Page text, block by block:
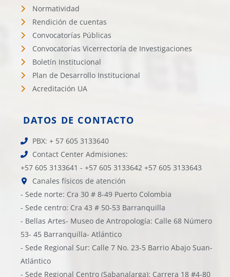
Normatividad
Rendición de cuentas
Convocatorías Públicas
Convocatorías Vicerrectoría de Investigaciones
Boletín Institucional
Plan de Desarrollo Institucional
Acreditación UA
DATOS DE CONTACTO
PBX: + 57 605 3133640
Contact Center Admisiones:
+57 605 3133641 - +57 605 3133642 +57 605 3133643
Canales físicos de atención
- Sede norte: Cra 30 # 8-49 Puerto Colombia
- Sede centro: Cra 43 # 50-53 Barranquilla
- Bellas Artes- Museo de Antropología: Calle 68 Número
53- 45 Barranquilla- Atlántico
- Sede Regional Sur: Calle 7 No. 23-5 Barrio Abajo Suan-
Atlántico
- Sede Regional Centro (Sabanalarga): Carrera 18 #4-80